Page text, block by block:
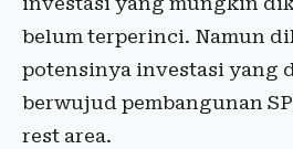
belum terperinci. Namun
potensinya investasi yang
berwujud pembangunan
rest area.